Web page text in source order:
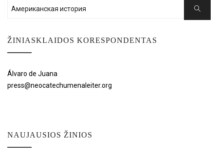
Search
Search
ŽINIASKLAIDOS KORESPONDENTAS
Álvaro de Juana
press@neocatechumenaleiter.org
NAUJAUSIOS ŽINIOS